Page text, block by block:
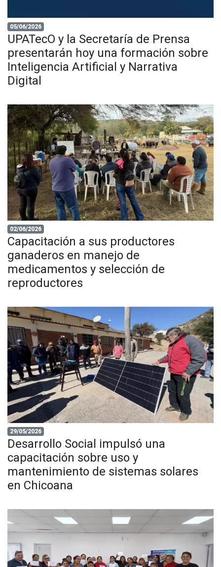
05/06/2026
UPATecO y la Secretaría de Prensa
presentarán hoy una formación sobre
Inteligencia Artificial y Narrativa
Digital
02/06/2026
Capacitación a sus productores
ganaderos en manejo de
medicamentos y selección de
reproductores
29/05/2026
Desarrollo Social impulsó una
capacitación sobre uso y
mantenimiento de sistemas solares
en Chicoana